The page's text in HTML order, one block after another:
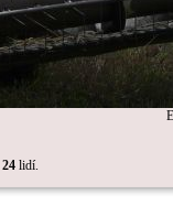
24 lidí.